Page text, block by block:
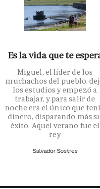
Es la vida que te
Miguel, el líder de los
muchachos del pueblo,
los estudios y empezó a
trabajar, y para salir de
noche era el único que
dinero, disparando más
éxito. Aquel verano fue el
rey
Salvador Sostres